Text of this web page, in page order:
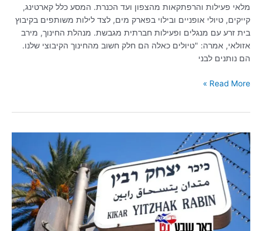
מלאי פעילות והרפתקאות מהצפון ועד הכנרת. המסע כלל קארטינג,
קייקים, טיולי אופניים ובילוי בפארק מים, לצד לילות משותפים בקיבוץ
בית זרע עם מנגלים ופעילות חברתית מגבשת. מנהלת החינוך, מירב
אזולאי, אמרה: "טיולים כאלה הם חלק חשוב מהחינוך הקיבוצי שלנו.
הם נותנים לבני
Read More »
שנת
המצווה
בקיבוץ
להב:
ניווט
ברחבי
תל